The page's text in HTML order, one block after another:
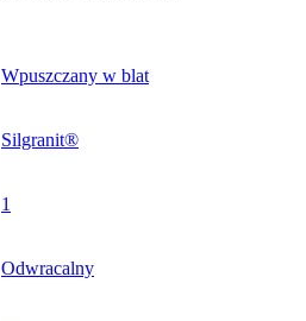
Wpuszczany w blat
Silgranit®
1
Odwracalny